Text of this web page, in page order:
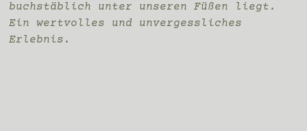
buchstäblich unter unseren Füßen liegt.
Ein wertvolles und unvergessliches
Erlebnis.